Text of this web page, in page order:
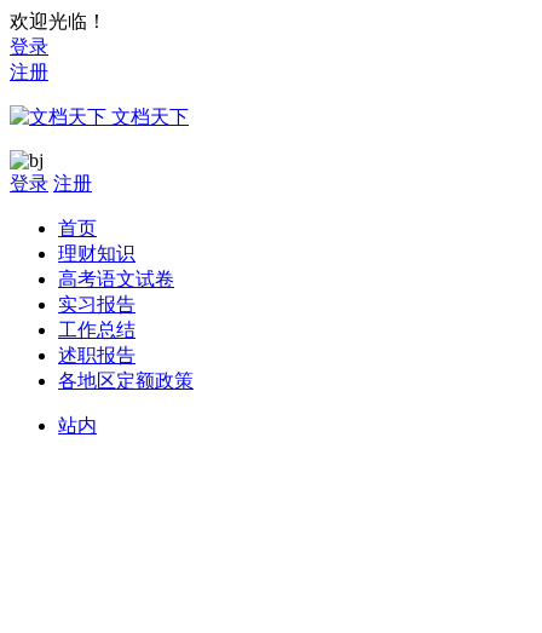
欢迎光临！
登录
注册
文档天下
登录 注册
首页
理财知识
高考语文试卷
实习报告
工作总结
述职报告
各地区定额政策
站内